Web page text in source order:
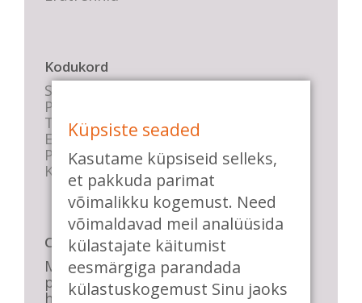
Kodukord
Stuudio sisekord
Privaatsustingimused
Tasemete kirjeldused
E-poe tingimused
Parkimise info
KKK
Casa de Baile
Me pühendume lõbusale olemisele,
positiivsele seltskonnale ja
huvitavatele ning kasulikele
Küpsiste seaded
Kasutame küpsiseid selleks,
et pakkuda parimat
võimalikku kogemust. Need
võimaldavad meil analüüsida
külastajate käitumist
eesmärgiga parandada
külastuskogemust Sinu jaoks